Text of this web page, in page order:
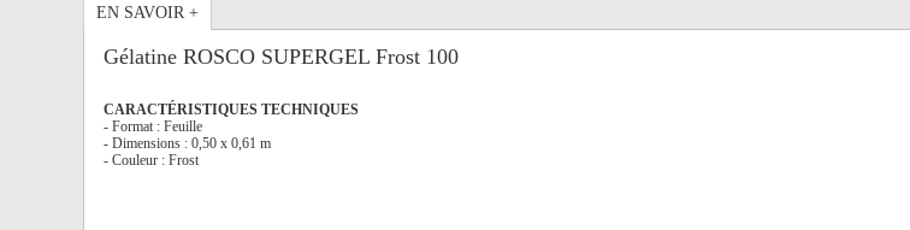
EN SAVOIR +
Gélatine ROSCO SUPERGEL Frost 100
CARACTÉRISTIQUES TECHNIQUES
- Format : Feuille
- Dimensions : 0,50 x 0,61 m
- Couleur : Frost